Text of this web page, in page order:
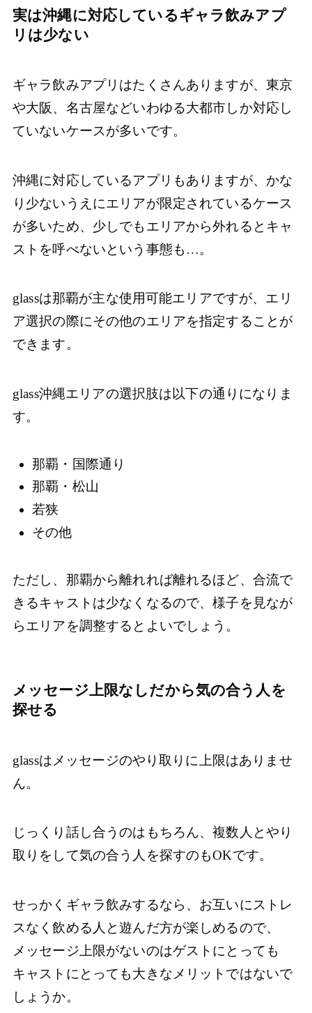
実は沖縄に対応しているギャラ飲みアプ
リは少ない
ギャラ飲みアプリはたくさんありますが、東京
や大阪、名古屋などいわゆる大都市しか対応し
ていないケースが多いです。
沖縄に対応しているアプリもありますが、かな
り少ないうえにエリアが限定されているケース
が多いため、少しでもエリアから外れるとキャ
ストを呼べないという事態も…。
glassは那覇が主な使用可能エリアですが、エリ
ア選択の際にその他のエリアを指定することが
できます。
glass沖縄エリアの選択肢は以下の通りになりま
す。
那覇・国際通り
那覇・松山
若狭
その他
ただし、那覇から離れれば離れるほど、合流で
きるキャストは少なくなるので、様子を見なが
らエリアを調整するとよいでしょう。
メッセージ上限なしだから気の合う人を
探せる
glassはメッセージのやり取りに上限はありませ
ん。
じっくり話し合うのはもちろん、複数人とやり
取りをして気の合う人を探すのもOKです。
せっかくギャラ飲みするなら、お互いにストレ
スなく飲める人と遊んだ方が楽しめるので、
メッセージ上限がないのはゲストにとっても
キャストにとっても大きなメリットではないで
しょうか。